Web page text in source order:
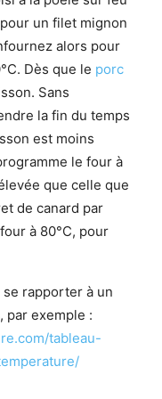
un filet mignon
alors pour
Dès que le porc
Sans
la fin du temps
est moins
le four à
que celle que
de canard par
à 80°C, pour
rapporter à un
, par exemple :
tableau-